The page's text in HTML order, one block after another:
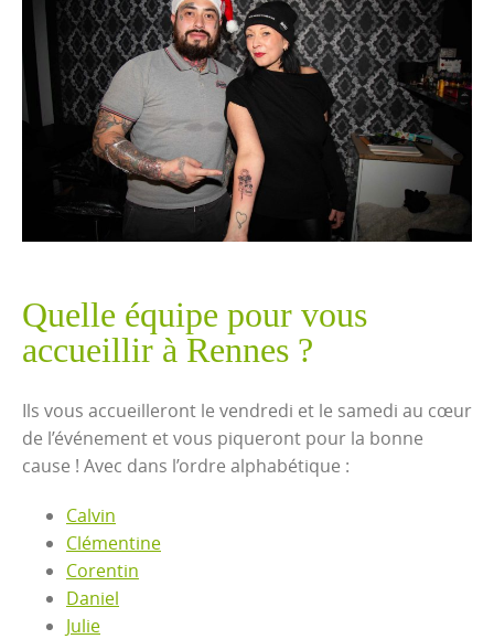
Quelle équipe pour vous
accueillir à Rennes ?
Ils vous accueilleront le vendredi et le samedi au cœur
de l’événement et vous piqueront pour la bonne
cause ! Avec dans l’ordre alphabétique :
Calvin
Clémentine
Corentin
Daniel
Julie